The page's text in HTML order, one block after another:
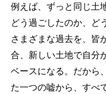
例えば、ずっと同じ土
どう過ごしたのか、ど
さまざまな過去を、皆
合、新しい土地で自分
ベースになる。だから
た一つの嘘から、すべ